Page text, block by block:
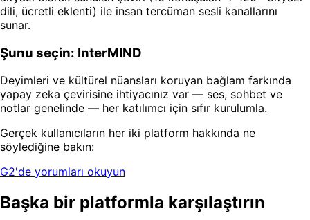
dili, ücretli eklenti) ile insan tercüman sesli kanallarını
sunar.
Şunu seçin: InterMIND
Deyimleri ve kültürel nüansları koruyan bağlam farkında
yapay zeka çevirisine ihtiyacınız var — ses, sohbet ve
notlar genelinde — her katılımcı için sıfır kurulumla.
Gerçek kullanıcıların her iki platform hakkında ne
söylediğine bakın:
G2'de yorumları okuyun
Başka bir platformla karşılaştırın